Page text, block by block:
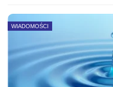
WIADOMOŚCI